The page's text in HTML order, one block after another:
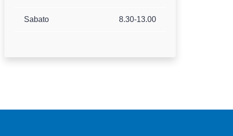
Sabato 8.30-13.00